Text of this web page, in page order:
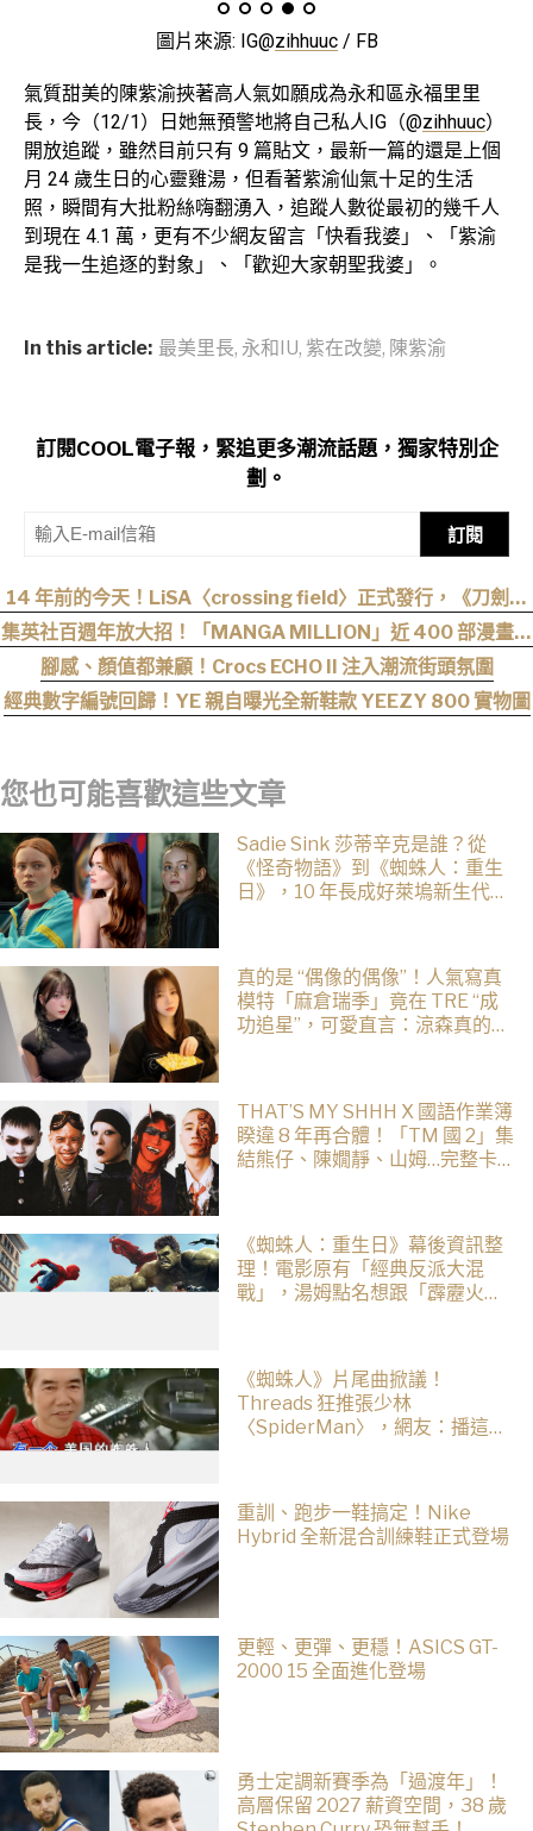
圖片來源: IG@zihhuuc/ FB
氣質甜美的陳紫渝挾著高人氣如願成為永和區永福里里
長，今（12/1）日她無預警地將自己私人IG（@zihhuuc）
開放追蹤，雖然目前只有 9 篇貼文，最新一篇的還是上個
月 24 歲生日的心靈雞湯，但看著紫渝仙氣十足的生活
照，瞬間有大批粉絲嗨翻湧入，追蹤人數從最初的幾千人
到現在 4.1 萬，更有不少網友留言「快看我婆」、「紫渝
是我一生追逐的對象」、「歡迎大家朝聖我婆」。
In this article: 最美里長, 永和IU, 紫在改變, 陳紫渝
訂閱COOL電子報，緊追更多潮流話題，獨家特別企
劃。
訂閱
14 年前的今天！LiSA〈crossing field〉正式發行，《刀劍神
域》OP 不只熱血還藏著桐人、亞絲娜最深的羈絆
集英社百週年放大招！「MANGA MILLION」近 400 部漫畫免
費看，《航海王》、《火影忍者》支援逾百種語言
腳感、顏值都兼顧！Crocs ECHO II 注入潮流街頭氛圍
經典數字編號回歸！YE 親自曝光全新鞋款 YEEZY 800 實物圖
您也可能喜歡這些文章
Sadie Sink 莎蒂辛克是誰？從
《怪奇物語》到《蜘蛛人：重生
日》，10 年長成好萊塢新生代女
真的是 “偶像的偶像”！人氣寫真
模特「麻倉瑞季」竟在 TRE “成
功追星”，可愛直言：涼森真的太
THAT’S MY SHHH X 國語作業簿
睽違 8 年再合體！「TM 國 2」集
結熊仔、陳嫺靜、山姆…完整卡
《蜘蛛人：重生日》幕後資訊整
理！電影原有「經典反派大混
戰」，湯姆點名想跟「霹靂火」
《蜘蛛人》片尾曲掀議！
Threads 狂推張少林
〈SpiderMan〉，網友：播這個
重訓、跑步一鞋搞定！Nike
Hybrid 全新混合訓練鞋正式登場
更輕、更彈、更穩！ASICS GT-
2000 15 全面進化登場
勇士定調新賽季為「過渡年」！
高層保留 2027 薪資空間，38 歲